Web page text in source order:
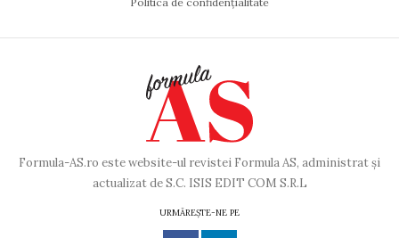
Formula-AS.ro este website-ul revistei Formula AS, administrat și
actualizat de S.C. ISIS EDIT COM S.R.L
URMĂREȘTE-NE PE